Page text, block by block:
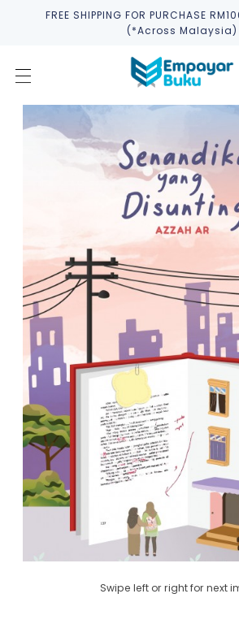
FREE SHIPPING FOR PURCHASE
(*across Malaysia)
Swipe left or right for next